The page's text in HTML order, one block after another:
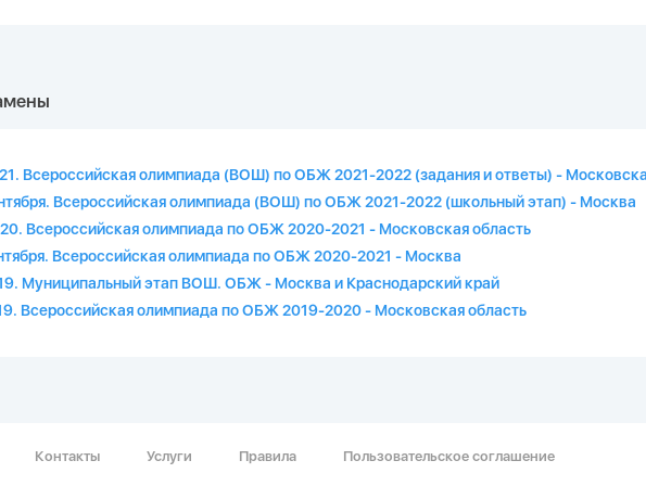
Всероссийская олимпиада (ВОШ) по ОБЖ 2021-2022 (задания и ответы) -
Всероссийская олимпиада (ВОШ) по ОБЖ 2021-2022 (школьный этап) - Москва
Всероссийская олимпиада по ОБЖ 2020-2021 - Московская область
Всероссийская олимпиада по ОБЖ 2020-2021 - Москва
Муниципальный этап ВОШ. ОБЖ - Москва и Краснодарский край
Всероссийская олимпиада по ОБЖ 2019-2020 - Московская область
Контакты Услуги Правила Пользовательское соглашение